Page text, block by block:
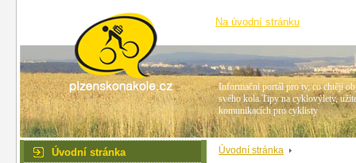
Na úvodní stránku
Informační portál pro ty, co chtějí
svého kola.Tipy na cyklovýlety,
komunikacích pro cyklisty
Úvodní stránka
Úvodní stránka